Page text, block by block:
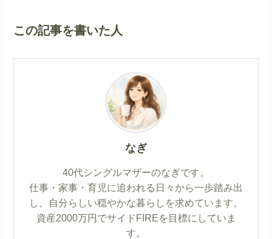
この記事を書いた人
なぎ
40代シングルマザーのなぎです。
仕事・家事・育児に追われる日々から一歩踏み出
し、自分らしい穏やかな暮らしを求めています。
資産2000万円でサイドFIREを目標にしていま
す。